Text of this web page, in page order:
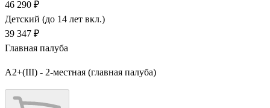
46 290 ₽
Детский (до 14 лет вкл.)
39 347 ₽
Главная палуба
А2+(III) - 2-местная (главная палуба)